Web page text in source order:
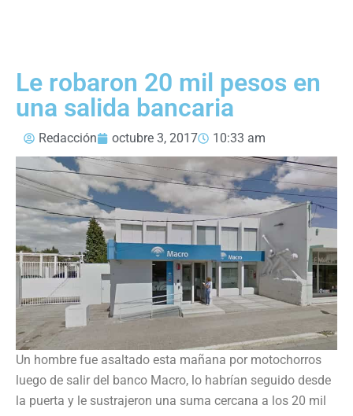
Le robaron 20 mil pesos en
una salida bancaria
Redacción octubre 3, 2017 10:33 am
Un hombre fue asaltado esta mañana por motochorros
luego de salir del banco Macro, lo habrían seguido desde
la puerta y le sustrajeron una suma cercana a los 20 mil